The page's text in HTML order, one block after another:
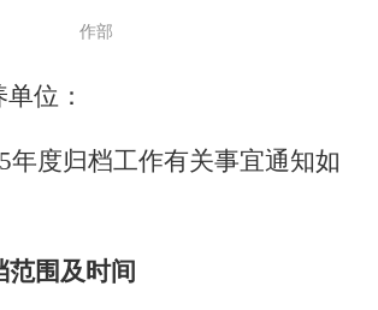
作部
位：
5年度归档工作有关事宜通知如
范围及时间